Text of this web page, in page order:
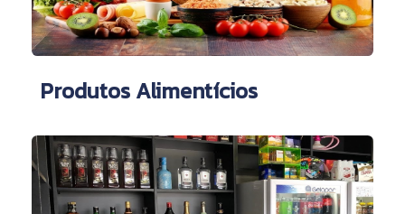
Produtos Alimentícios